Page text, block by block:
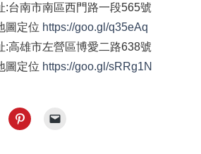
:台南市南區西門路一段565號
圖定位 https://goo.gl/q35eAq
:高雄市左營區博愛二路638號
圖定位 https://goo.gl/sRRg1N